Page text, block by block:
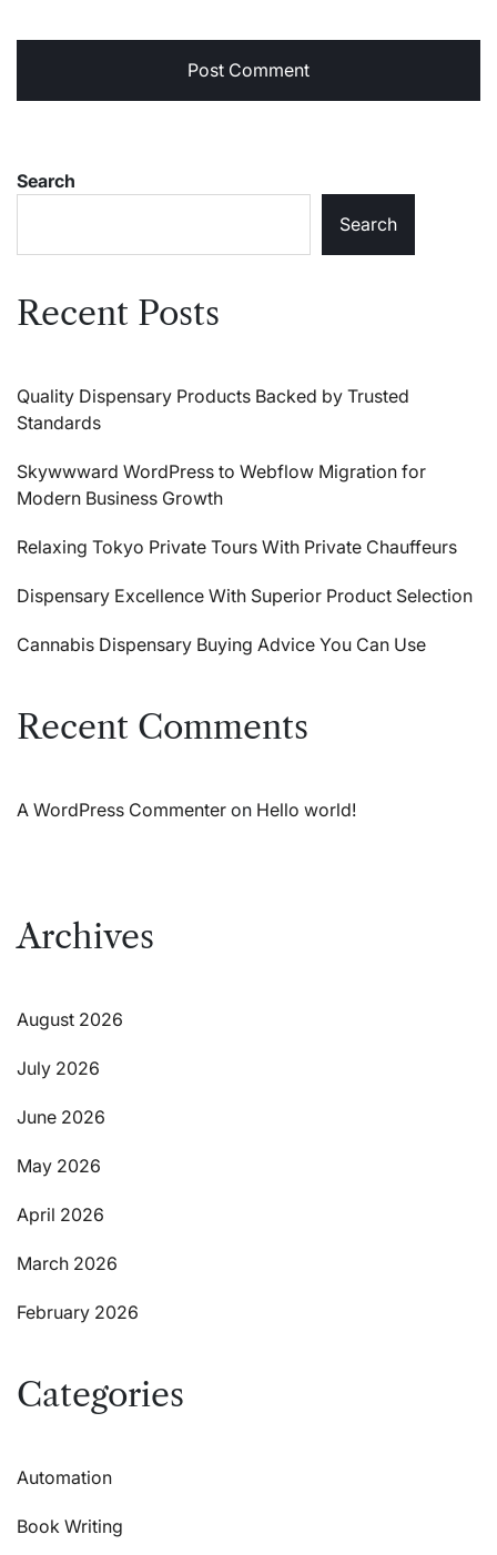
Search
Search
Recent Posts
Quality Dispensary Products Backed by Trusted
Standards
Skywwward WordPress to Webflow Migration for
Modern Business Growth
Relaxing Tokyo Private Tours With Private Chauffeurs
Dispensary Excellence With Superior Product Selection
Cannabis Dispensary Buying Advice You Can Use
Recent Comments
A WordPress Commenter on Hello world!
Archives
August 2026
July 2026
June 2026
May 2026
April 2026
March 2026
February 2026
Categories
Automation
Book Writing